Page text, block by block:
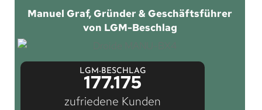
Manuel Graf, Gründer & Geschäftsführer
von LGM-Beschlag
LGM-BESCHLAG
177.175
zufriedene Kunden